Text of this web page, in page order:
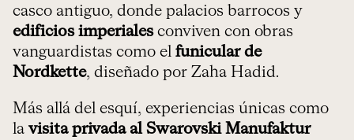
casco antiguo, donde palacios barrocos y
edificios imperialesconviven con obras
vanguardistas como el funicular de
Nordkette, diseñado por Zaha Hadid.
Más allá del esquí, experiencias únicas como
la visita privada al Swarovski Manufaktur